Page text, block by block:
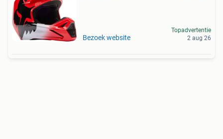
Bezoek website
Topadvertentie
2 aug 26